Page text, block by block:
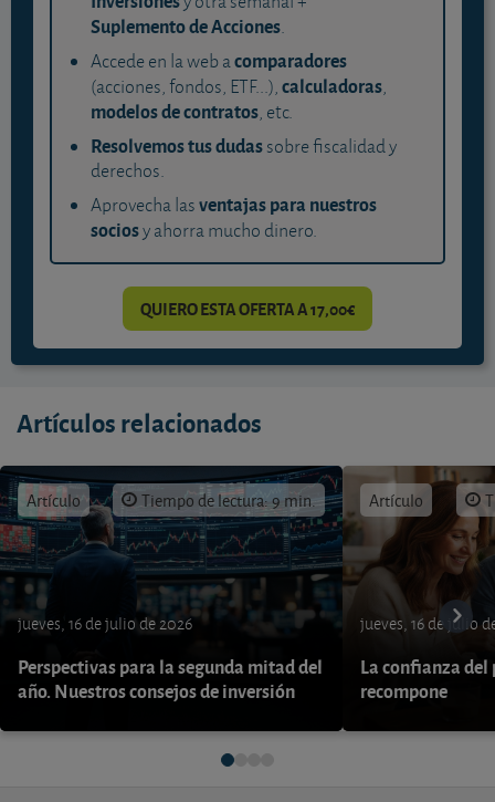
Suplemento de Acciones.
Accede en la web acomparadores
(acciones, fondos, ETF...),calculadoras,
modelos de contratos, etc.
Resolvemos tus dudassobre fiscalidad y
derechos.
Aprovecha lasventajas para nuestros
sociosy ahorra mucho dinero.
QUIERO ESTA OFERTA A 17,00€
Artículos relacionados
Artículo Tiempo de lectura: 9 min.
jueves, 16 de julio de 2026
Perspectivas para la segunda mitad del
año. Nuestros consejos de inversión
Artículo
jueves, 16 de julio
La confianza del
recompone